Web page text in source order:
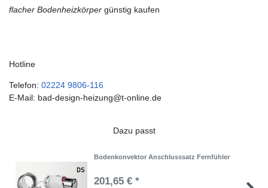
flacher Bodenheizkörper günstig kaufen
Hotline
Telefon: 02224 9806-116
E-Mail: bad-design-heizung@t-online.de
Dazu passt
Bodenkonvektor Anschlusssatz Fernfühler
201,65 € *